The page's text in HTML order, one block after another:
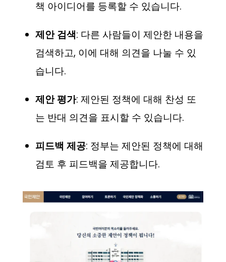
책 아이디어를 등록할 수 있습니다.
제안 검색: 다른 사람들이 제안한 내용을
검색하고, 이에 대해 의견을 나눌 수 있
습니다.
제안 평가: 제안된 정책에 대해 찬성 또
는 반대 의견을 표시할 수 있습니다.
피드백 제공: 정부는 제안된 정책에 대해
검토 후 피드백을 제공합니다.